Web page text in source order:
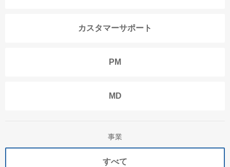
カスタマーサポート
PM
MD
事業
すべて